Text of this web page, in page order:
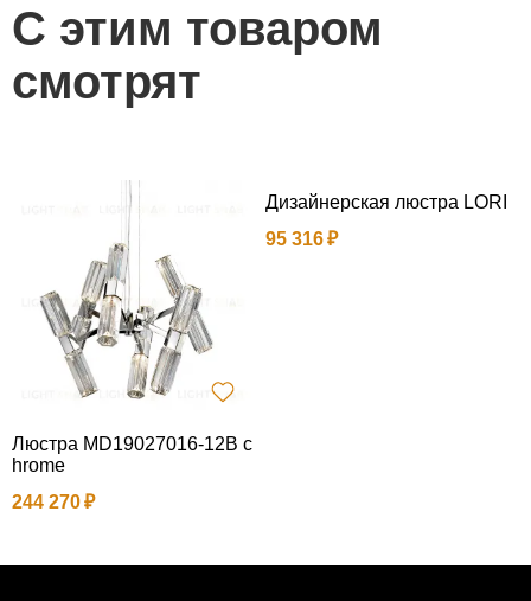
С этим товаром
смотрят
Люстра MD19027016-12B c
hrome
244 270
Дизайнерская люстра LORI
95 316